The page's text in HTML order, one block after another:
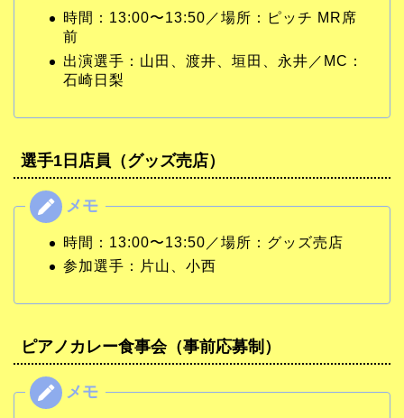
時間：13:00〜13:50／場所：ピッチ MR席
前
出演選手：山田、渡井、垣田、永井／MC：
石崎日梨
選手1日店員（グッズ売店）
時間：13:00〜13:50／場所：グッズ売店
参加選手：片山、小西
ピアノカレー食事会（事前応募制）